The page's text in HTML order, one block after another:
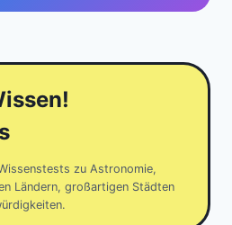
zu Astronomie,
Ländern, großartigen Städten